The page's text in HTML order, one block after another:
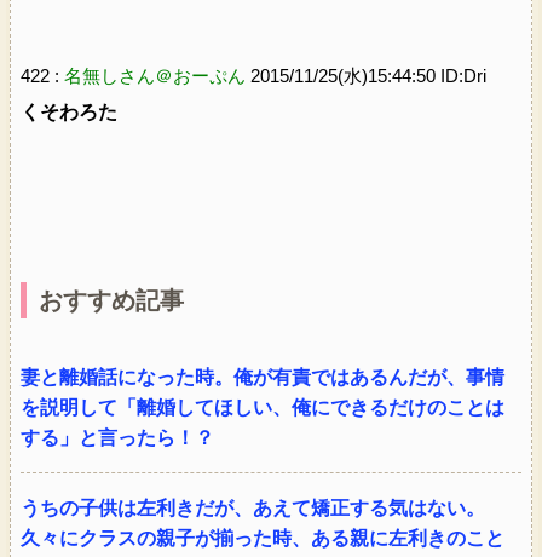
422 : 名無しさん＠おーぷん 2015/11/25(水)15:44:50 ID:Dri
くそわろた
おすすめ記事
妻と離婚話になった時。俺が有責ではあるんだが、事情
を説明して「離婚してほしい、俺にできるだけのことは
する」と言ったら！？
うちの子供は左利きだが、あえて矯正する気はない。
久々にクラスの親子が揃った時、ある親に左利きのこと